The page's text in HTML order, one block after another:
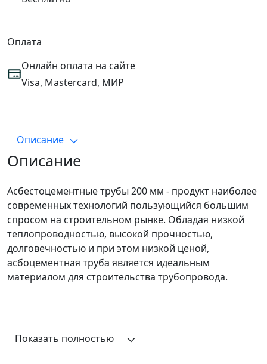
Оплата
Онлайн оплата на сайте
Visa, Mastercard, МИР
Описание
Описание
Асбестоцементные трубы 200 мм - продукт наиболее
современных технологий пользующийся большим
спросом на строительном рынке. Обладая низкой
теплопроводностью, высокой прочностью,
долговечностью и при этом низкой ценой,
асбоцементная труба является идеальным
материалом для строительства трубопровода.
Показать полностью